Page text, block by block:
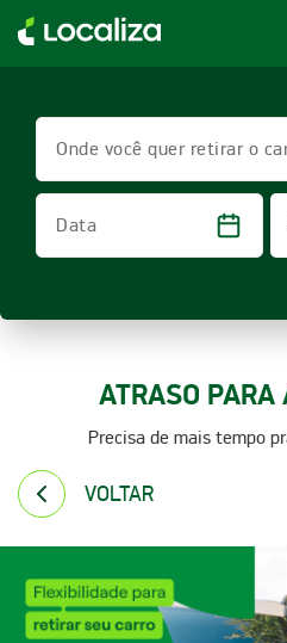
LOCALIZA ALUGUEL DE CARROS |
Onde você quer retirar o
Data
ATRASO
Precisa de mais tempo
VOLTAR